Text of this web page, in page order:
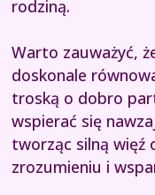
rodziną.
Warto zauważyć,
doskonale
troską o dobro
wspierać się
tworząc silną więź
zrozumieniu i